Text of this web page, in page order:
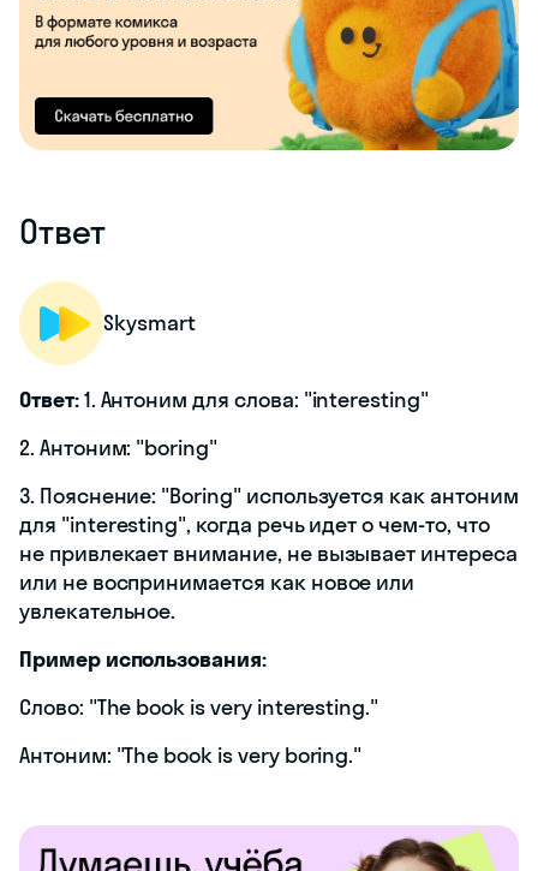
Ответ
Skysmart
Ответ:1. Антоним для слова: "interesting"
2. Антоним: "boring"
3. Пояснение: "Boring" используется как антоним
для "interesting", когда речь идет о чем-то, что
не привлекает внимание, не вызывает интереса
или не воспринимается как новое или
увлекательное.
Пример использования:
Слово: "The book is very interesting."
Антоним: "The book is very boring."